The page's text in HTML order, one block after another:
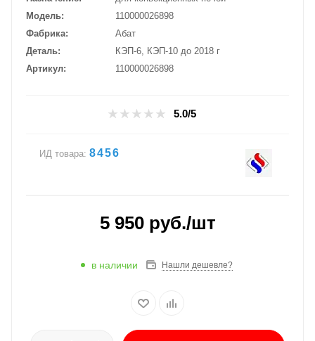
Модель
110000026898
Фабрика
Абат
Деталь
КЭП-6, КЭП-10 до 2018 г
Артикул
110000026898
5.0/5
ИД товара: 8456
5 950руб./шт
в наличии Нашли дешевле?